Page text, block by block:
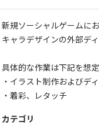
新規ソーシャルゲームに
キャラデザインの外部デ
具体的な作業は下記を想定
・イラスト制作およびデ
・着彩、レタッチ
カテゴリ